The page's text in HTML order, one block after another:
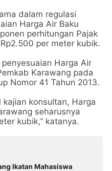
dalam regulasi
Harga Air Baku
perhitungan Pajak
per meter kubik.
Harga Air
Karawang pada
Nomor 41 Tahun 2013.
kajian konsultan, Harga
seharusnya
kubik,” katanya.
Ikatan Mahasiswa